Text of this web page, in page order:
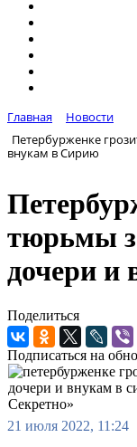
Главная
Новости
Петербурженке
внукам в Сирию
тюрьмы
дочери и
Поделиться
Подписаться на
21 июля 2022, 11:24